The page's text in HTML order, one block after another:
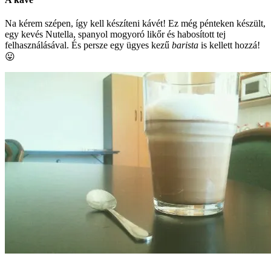
Na kérem szépen, így kell készíteni kávét! Ez még pénteken készült,
egy kevés Nutella, spanyol mogyoró likőr és habosított tej
felhasználásával. És persze egy ügyes kezű barista is kellett hozzá!
😛